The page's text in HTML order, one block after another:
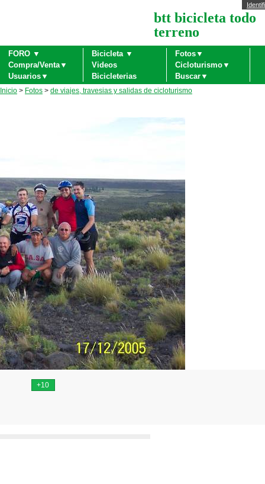
btt bicicleta todo
terreno
FORO ▼ Bicicleta ▼
Fotos▼
Compra/Venta▼
Videos
Cicloturismo▼
Usuarios▼
Bicicleterias Buscar▼
Inicio > Fotos > de viajes, travesias y salidas de cicloturismo